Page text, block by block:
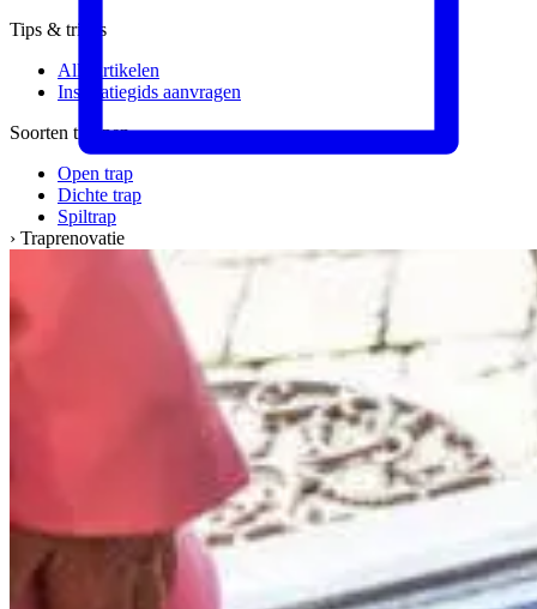
Tips & tricks
Alle artikelen
Inspiratiegids aanvragen
Soorten trappen
Open trap
Dichte trap
Spiltrap
Materialen & kwaliteit
Veelgestelde vragen
Klant werft klant
› Traprenovatie